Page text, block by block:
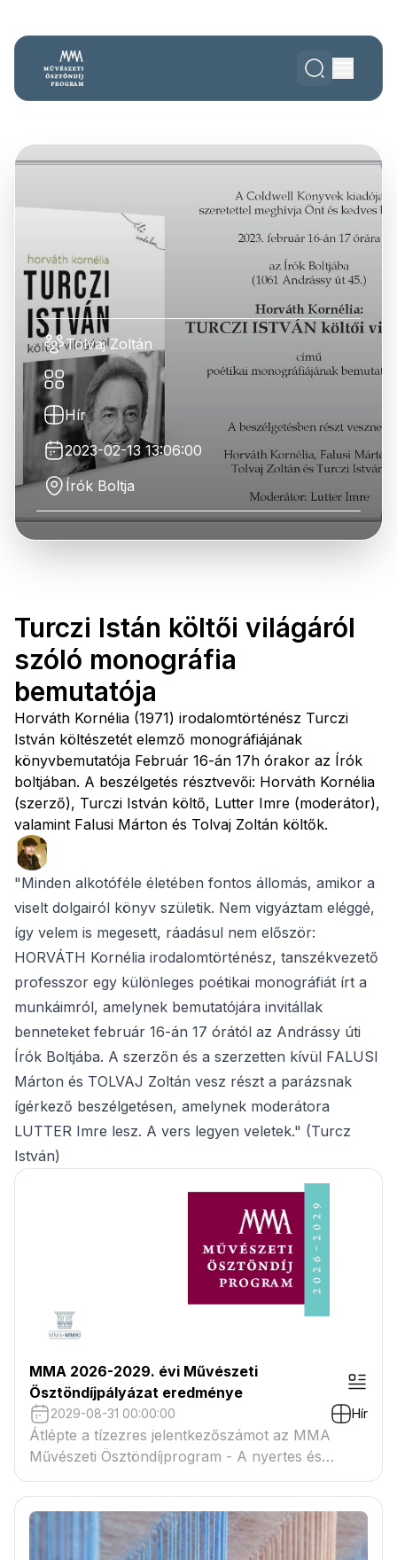
Tolvaj Zoltán
Hír
2023-02-13 13:06:00
Írók Boltja
Turczi Istán költői világáról
szóló monográfia
bemutatója
Horváth Kornélia (1971) irodalomtörténész Turczi
István költészetét elemző monográfiájának
könyvbemutatója Február 16-án 17h órakor az Írók
boltjában. A beszélgetés résztvevői: Horváth Kornélia
(szerző), Turczi István költő, Lutter Imre (moderátor),
valamint Falusi Márton és Tolvaj Zoltán költők.
"Minden alkotóféle életében fontos állomás, amikor a
viselt dolgairól könyv születik. Nem vigyáztam eléggé,
így velem is megesett, ráadásul nem először:
HORVÁTH Kornélia irodalomtörténész, tanszékvezető
professzor egy különleges poétikai monográfiát írt a
munkáimról, amelynek bemutatójára invitállak
benneteket február 16-án 17 órától az Andrássy úti
Írók Boltjába. A szerzőn és a szerzetten kívül FALUSI
Márton és TOLVAJ Zoltán vesz részt a parázsnak
ígérkező beszélgetésen, amelynek moderátora
LUTTER Imre lesz. A vers legyen veletek." (Turcz
István)
MMA 2026-2029. évi Művészeti
Ösztöndíjpályázat eredménye
2029-08-31 00:00:00 Hír
Átlépte a tízezres jelentkezőszámot az MMA
Művészeti Ösztöndíjprogram - A nyertes és
tartaléklistás pályázók névsora megtekinthető a
csatolmányban